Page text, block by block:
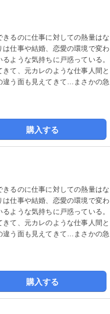
るのに仕事に対しての熱量はな
仕事や結婚、恋愛の環境で変わ
ような気持ちに戸惑っている。
て、元カレのような仕事人間と
違う面も見えてきて…まさかの急
購入する
るのに仕事に対しての熱量はな
仕事や結婚、恋愛の環境で変わ
ような気持ちに戸惑っている。
て、元カレのような仕事人間と
違う面も見えてきて…まさかの急
購入する